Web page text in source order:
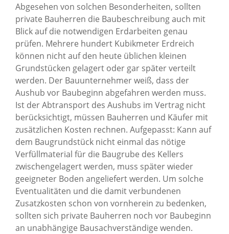
Abgesehen von solchen Besonderheiten, sollten
private Bauherren die Baubeschreibung auch mit
Blick auf die notwendigen Erdarbeiten genau
prüfen. Mehrere hundert Kubikmeter Erdreich
können nicht auf den heute üblichen kleinen
Grundstücken gelagert oder gar später verteilt
werden. Der Bauunternehmer weiß, dass der
Aushub vor Baubeginn abgefahren werden muss.
Ist der Abtransport des Aushubs im Vertrag nicht
berücksichtigt, müssen Bauherren und Käufer mit
zusätzlichen Kosten rechnen. Aufgepasst: Kann auf
dem Baugrundstück nicht einmal das nötige
Verfüllmaterial für die Baugrube des Kellers
zwischengelagert werden, muss später wieder
geeigneter Boden angeliefert werden. Um solche
Eventualitäten und die damit verbundenen
Zusatzkosten schon von vornherein zu bedenken,
sollten sich private Bauherren noch vor Baubeginn
an unabhängige Bausachverständige wenden.